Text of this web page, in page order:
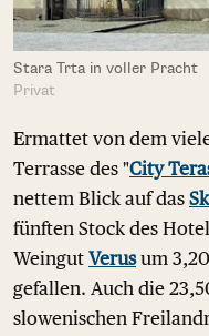
Stara Trta in voller Pracht
Privat
Ermattet von dem
Terrasse des "City
nettem Blick auf das
fünften Stock des
Weingut Verusum
gefallen. Auch die
slowenischen